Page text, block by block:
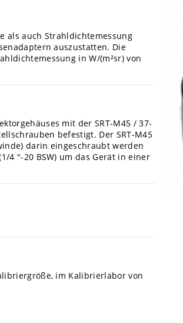
als auch Strahldichtemessung
auszustatten. Die
in W/(m²sr) von
mit der SRT-M45 / 37-
befestigt. Der SRT-M45
darin eingeschraubt werden
4 "-20 BSW) um das Gerät in einer
im Kalibrierlabor von